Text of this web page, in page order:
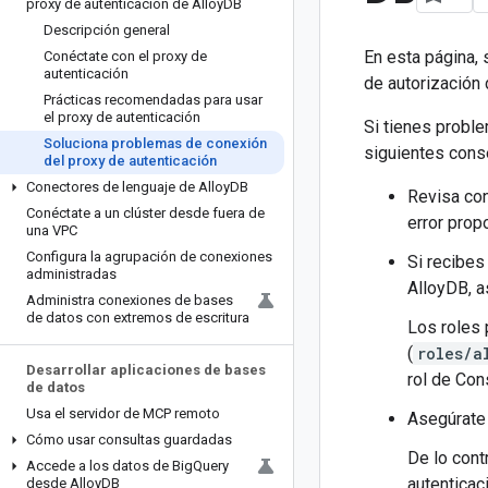
proxy de autenticación de AlloyDB
Descripción general
Conéctate con el proxy de
autenticación
Prácticas recomendadas para usar
el proxy de autenticación
Soluciona problemas de conexión
del proxy de autenticación
Conectores de lenguaje de AlloyDB
Conéctate a un clúster desde fuera de
una VPC
Configura la agrupación de conexiones
administradas
Administra conexiones de bases
de datos con extremos de escritura
Desarrollar aplicaciones de bases
de datos
Usa el servidor de MCP remoto
Cómo usar consultas guardadas
Accede a los datos de BigQuery
desde AlloyDB
En esta
de autorización
Si tienes
siguientes
Revisa
error
Si
AlloyDB,
Los roles
( roles/
rol de
De lo